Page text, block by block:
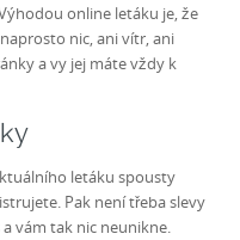
online letáku je, že
nic, ani vítr, ani
a vy jej máte vždy k
letáku spousty
Pak není třeba slevy
vám tak nic neunikne.